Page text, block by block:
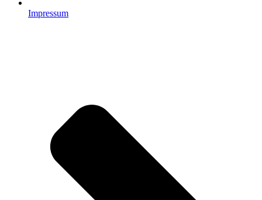
Impressum